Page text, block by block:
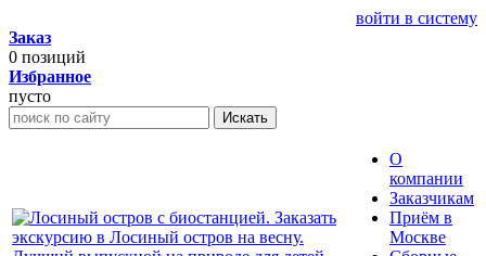
войти в систему
Заказ
0 позиций
Избранное
пусто
Искать
О
компании
Заказчикам
Приём в
Москве